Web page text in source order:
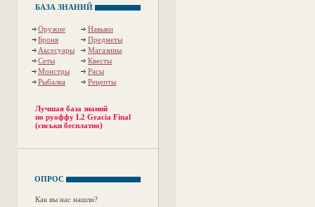
БАЗА ЗНАНИЙ
Оружие
Навыки
Броня
Предметы
Аксесуары
Магазины
Сеты
Квесты
Монстры
Расы
Рыбалка
Рецепты
Лучшая база знаний
по руоффу L2 Gracia Final
(сиськи бесплатно)
ОПРОС
Как вы нас нашли?